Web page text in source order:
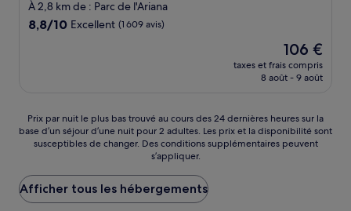
4.0 étoiles
À 2,8 km de : Parc de l'Ariana
8.8
8,8/10 Excellent (1 609 avis)
Le
nouveau
prix
106 €
106 €
taxes et frais compris
8 août - 9 août
Prix
par
nuit
plus
bas
trouvé
Prix par nuit le plus bas trouvé au cours des 24 dernières heures sur la
base d’un séjour d’une nuit pour 2 adultes. Les prix et la disponibilité sont
susceptibles de changer. Des conditions supplémentaires peuvent
s’appliquer.
Afficher tous les hébergements